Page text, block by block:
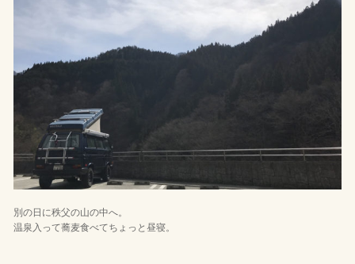
別の日に秩父の山の中へ。
温泉入って蕎麦食べてちょっと昼寝。